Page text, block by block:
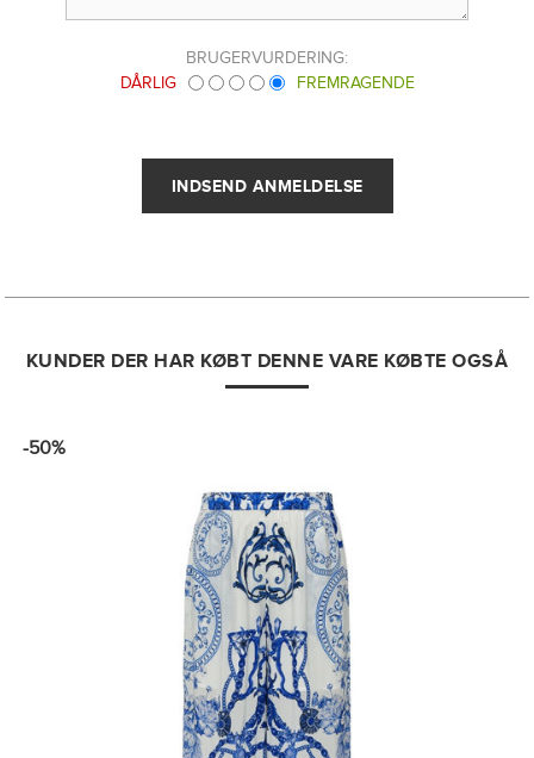
BRUGERVURDERING:
DÅRLIG
FREMRAGENDE
KUNDER DER HAR KØBT DENNE VARE KØBTE OGSÅ
-50%